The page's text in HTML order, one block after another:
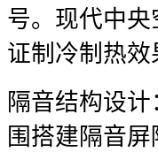
号。现代中
证制冷制热
隔音结构设
围搭建隔音